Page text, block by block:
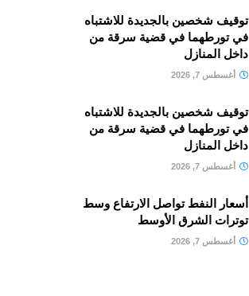
توقيف شخصين بالجديدة للاشتباه
في تورطهما في قضية سرقة من
داخل المنازل
أغسطس 7, 2026
توقيف شخصين بالجديدة للاشتباه
في تورطهما في قضية سرقة من
داخل المنازل
أغسطس 7, 2026
أسعار النفط تواصل الارتفاع وسط
توترات الشرق الأوسط
أغسطس 7, 2026